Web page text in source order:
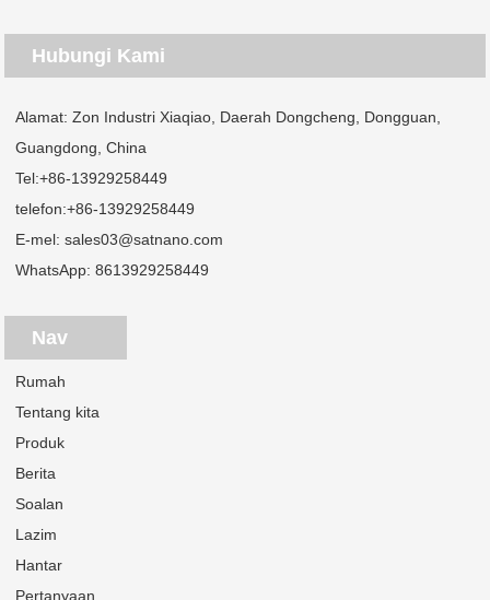
Hubungi Kami
Alamat: Zon Industri Xiaqiao, Daerah Dongcheng, Dongguan,
Guangdong, China
Tel:+86-13929258449
telefon:+86-13929258449
E-mel:sales03@satnano.com
WhatsApp:8613929258449
Nav
Rumah
Tentang kita
Produk
Berita
Soalan
Lazim
Hantar
Pertanyaan